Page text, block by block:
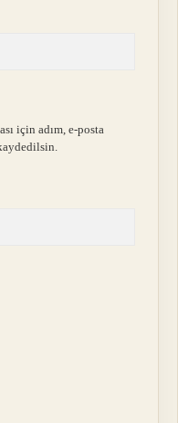
için adım, e-posta